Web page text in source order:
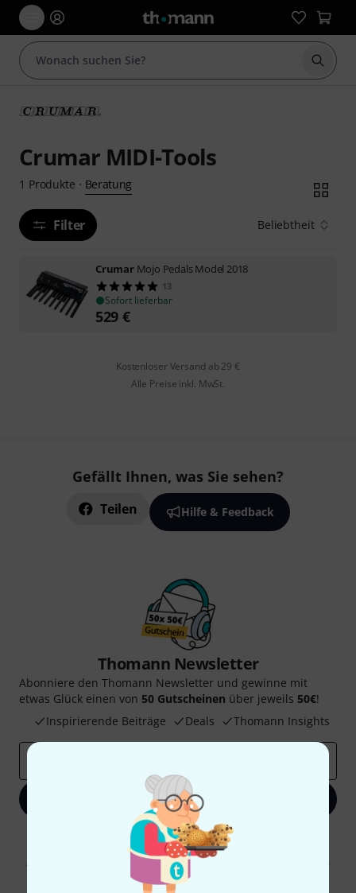
Suche
Crumar MIDI-Tools
1 Produkte · Beratung
Filter Beliebtheit
Crumar Mojo Pedals Model 2018
13
Sofort lieferbar
529 €
Kostenloser Versand ab 29 €
Alle Preise inkl. MwSt.
Gefällt Ihnen, was Sie sehen?
Teilen Hilfe & Feedback
Thomann Newsletter
Abonniere den Thomann Newsletter und gewinne mit
etwas Glück einen von 50 Gutscheinen über jeweils 50€!
Inspirierende Beiträge
Deals Thomann Insights
Jetzt anmelden
Mit Klick auf „Jetzt anmelden“ stimmen Sie dem Erhalt von E-Mail-
Werbung und einer Messung des E-Mail-Nutzungsverhaltens zu. Die
Abmeldung ist jederzeit möglich. Weitere Informationen finden Sie in
unseren
Datenschutzhinweisen